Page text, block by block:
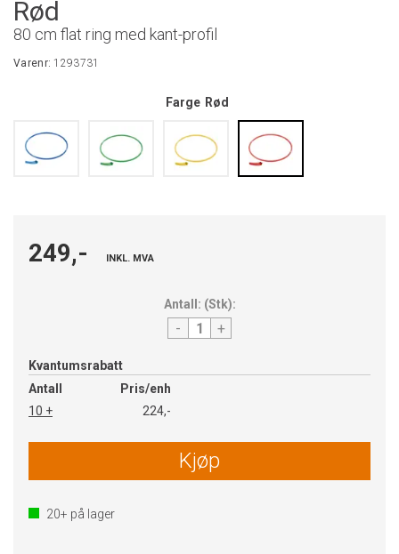
Rød
80 cm flat ring med kant-profil
Varenr:1293731
Farge Rød
249,- INKL. MVA
Antall: (Stk):
- +
Kvantumsrabatt
Antall
Pris/enh
10 +
224,-
Kjøp
20+ på lager